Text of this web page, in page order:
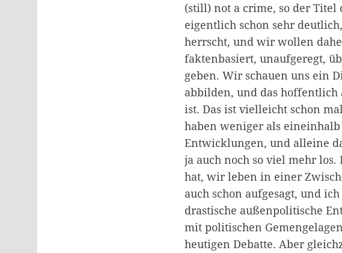
(still) not a crime, so der Titel
eigentlich schon sehr
herrscht, und wir wollen
faktenbasiert, unaufgeregt,
geben. Wir schauen uns ein
abbilden, und das hoffentlich
ist. Das ist vielleicht schon
haben weniger als
Entwicklungen, und alleine
ja auch noch so viel mehr los.
hat, wir leben in einer
auch schon aufgesagt, und
drastische außenpolitische
mit politischen
heutigen Debatte. Aber